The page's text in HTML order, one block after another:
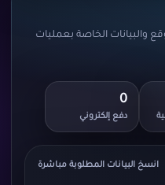
والبيانات الخاصة بعمليات
0
دفع إلكتروني
انسخ البيانات المطلوبة مباشرة